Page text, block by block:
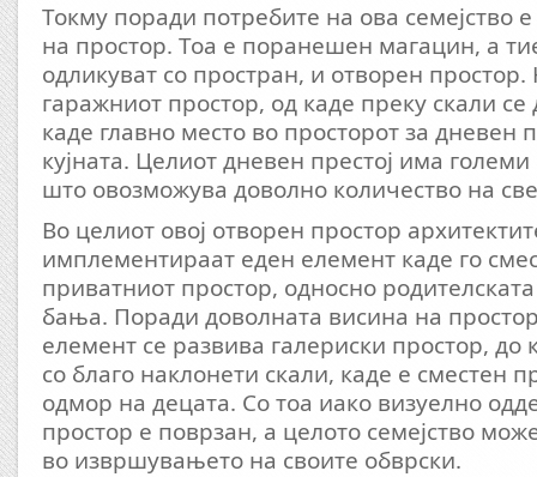
Токму поради потребите на ова семејство
на простор. Тоа е поранешен магацин, а
одликуват со простран, и отворен простор.
гаражниот простор, од каде преку скали се
каде главно место во просторот за дневен
кујната. Целиот дневен престој има
што овозможува доволно количество на
Во целиот овој отворен простор
имплементираат еден елемент каде го
приватниот простор, односно
бања. Поради доволната висина на
елемент се развива галериски простор, до
со благо наклонети скали, каде е сместен
одмор на децата. Со тоа иако визуелно
простор е поврзан, а целото семејство
во извршувањето на своите обврски.